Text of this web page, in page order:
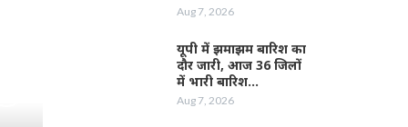
Aug 7, 2026
यूपी में झमाझम बारिश का
दौर जारी, आज 36 जिलों
में भारी बारिश…
Aug 7, 2026